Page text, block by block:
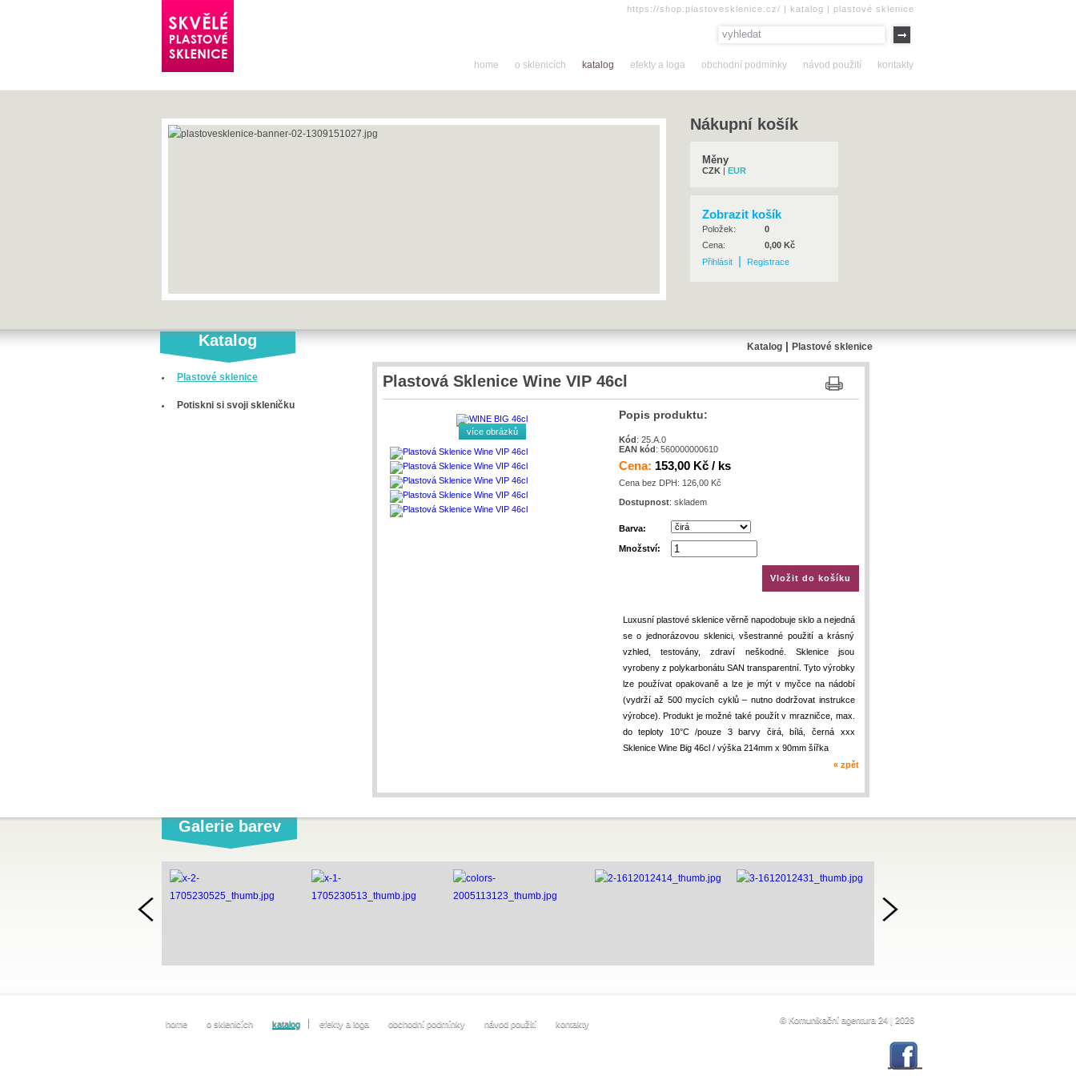
https://shop.plastovesklenice.cz/ | katalog | plastové sklenice
home o sklenicích katalog efekty a loga obchodní podmínky návod použití kontakty
Nákupní košík
Měny
CZK | EUR
Zobrazit košík
položek:
0
cena:
0,00 Kč
Přihlásit
| Registrace
Katalog
Plastové sklenice
Potiskni si svoji skleničku
Katalog| Plastové sklenice
Plastová Sklenice Wine VIP 46cl
více obrázků
Popis produktu:
Kód: 25.A.0
EAN kód: 560000000610
Cena: 153,00 Kč / ks
Cena bez DPH: 126,00 Kč
Dostupnost: skladem
Barva:
Množství:
Vložit do košíku
Luxusní plastové sklenice věrně napodobuje sklo a nejedná
se o jednorázovou sklenici, všestranné použití a krásný
vzhled, testovány, zdraví neškodné. Sklenice jsou
vyrobeny z polykarbonátu SAN transparentní. Tyto výrobky
lze používat opakovaně a lze je mýt v myčce na nádobí
(vydrží až 500 mycích cyklů – nutno dodržovat instrukce
výrobce). Produkt je možné také použít v mrazničce, max.
do teploty 10°C /pouze 3 barvy čirá, bílá, černá xxx
Sklenice Wine Big 46cl / výška 214mm x 90mm šířka
« zpět
Galerie barev
home o sklenicích katalog efekty a loga obchodní podmínky návod použití kontakty © Komunikační agentura 24 | 2026